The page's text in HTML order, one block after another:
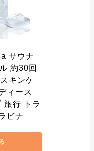
サウナ
約30回
キンケ
ィース
旅行 トラ
ビナ